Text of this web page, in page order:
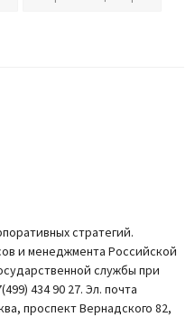
стратегий.
и менеджмента Российской
службы при
434 90 27. Эл. почта
проспект Вернадского 82,